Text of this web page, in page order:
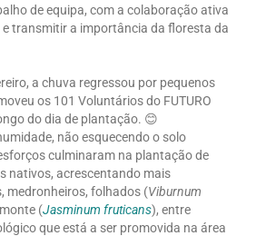
de equipa, com a colaboração ativa
e transmitir a importância da floresta da
a chuva regressou por pequenos
os 101 Voluntários do FUTURO
do dia de plantação. 😊
não esquecendo o solo
culminaram na plantação de
nativos, acrescentando mais
medronheiros, folhados (Viburnum
(Jasminum fruticans), entre
que está a ser promovida na área